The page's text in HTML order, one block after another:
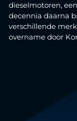
dieselmotoren,
decennia daarna
verschillende
overname door